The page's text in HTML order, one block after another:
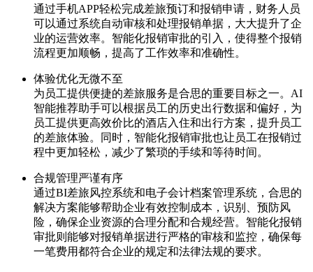
通过手机APP轻松完成差旅预订和报销申请，财务人员
可以通过系统自动审核和处理报销单据，大大提升了企
业的运营效率。智能化报销审批的引入，使得整个报销
流程更加顺畅，提高了工作效率和准确性。
体验优化无微不至
为员工提供便捷的差旅服务是合思的重要目标之一。AI
智能推荐助手可以根据员工的历史出行数据和偏好，为
员工提供更高效价比的酒店入住和出行方案，提升员工
的差旅体验。同时，智能化报销审批也让员工在报销过
程中更加轻松，减少了繁琐的手续和等待时间。
合规管理严谨有序
通过BI差旅风控系统和电子会计档案管理系统，合思的
解决方案能够帮助企业有效控制成本，识别、预防风
险，确保企业资源的合理分配和合规经营。智能化报销
审批则能够对报销单据进行严格的审核和监控，确保每
一笔费用都符合企业的规定和法律法规的要求。